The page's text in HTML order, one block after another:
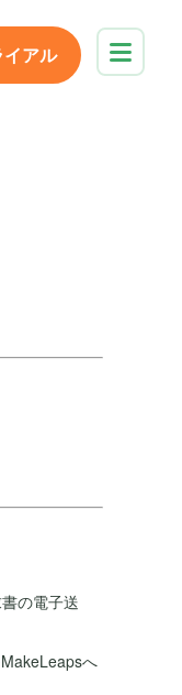
アル
の電子送
へ